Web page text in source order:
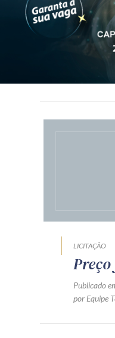
LICITAÇÃO
Publicado
por Equipe